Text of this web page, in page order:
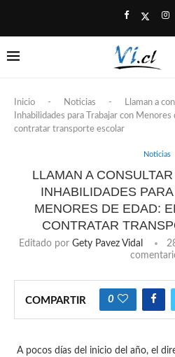
Inicio - Noticias -
Llaman a
Inhabilidades para Trabajar con
contratar transporte escolar
Noticias
LLAMAN A
INHABILIDADES
MENORES DE EDAD:
CONTRATAR
Editado por Gety Pavez Vidal
COMPARTIR 0
A pocos días del inicio del año, el